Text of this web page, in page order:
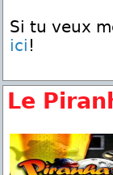
Si tu veux
ici !
Le